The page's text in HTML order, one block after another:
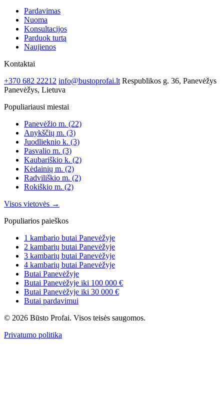
Pardavimas
Nuoma
Konsultacijos
Parduok turtą
Naujienos
Kontaktai
+370 682 22212 info@bustoprofai.lt Respublikos g. 36, Panevėžys
Panevėžys, Lietuva
Populiariausi miestai
Panevėžio m. (22)
Anykščių m. (3)
Juodlieknio k. (3)
Pasvalio m. (3)
Kaubariškio k. (2)
Kėdainių m. (2)
Radviliškio m. (2)
Rokiškio m. (2)
Visos vietovės →
Populiarios paieškos
1 kambario butai Panevėžyje
2 kambarių butai Panevėžyje
3 kambarių butai Panevėžyje
4 kambarių butai Panevėžyje
Butai Panevėžyje
Butai Panevėžyje iki 100 000 €
Butai Panevėžyje iki 30 000 €
Butai pardavimui
© 2026 Būsto Profai. Visos teisės saugomos.
Privatumo politika